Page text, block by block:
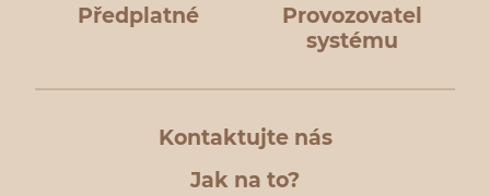
Předplatné
Provozovatel
systému
Kontaktujte nás
Jak na to?